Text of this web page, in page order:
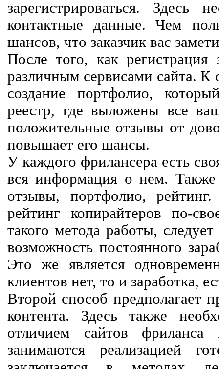
зарегистрироваться. Здесь
контактные данные. Чем
шансов, что заказчик вас
После того, как регистрация
различным сервисами сайта. К
создание портфолио,
реестр, где выложены все
положительные отзывы от
повышает его шансы.
У каждого фрилансера есть
вся информация о нем. Также
отзывы, портфолио,
рейтинг копирайтеров по-
такого метода работы,
возможность постоянного
Это же является
клиентов нет, то и заработка,
Второй способ предполагает
контента. Здесь также
отличием сайтов
занимаются реализацией